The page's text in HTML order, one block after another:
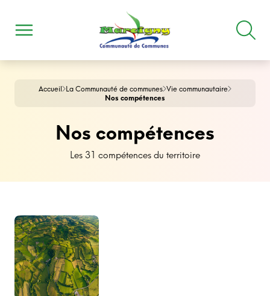
Accueil La Communauté de communes Vie communautaire
Nos compétences
Nos compétences
Les 31 compétences du territoire